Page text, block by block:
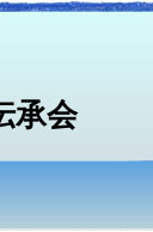
承会